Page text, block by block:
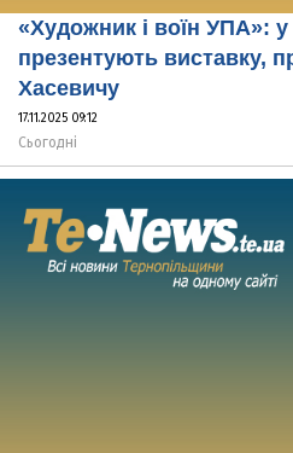
«Художник і воїн УПА»:
презентують виставку,
Хасевичу
17.11.2025 09:12
Сьогодні